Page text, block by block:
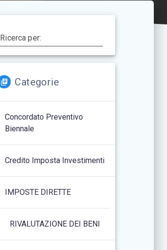
Ricerca per:
Categorie
Concordato Preventivo
Biennale
Credito Imposta Investimenti
IMPOSTE DIRETTE
RIVALUTAZIONE DEI BENI